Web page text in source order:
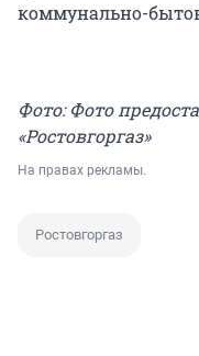
коммунально-
Фото: Фото
«Ростовгоргаз»
На правах рекламы.
Ростовгоргаз